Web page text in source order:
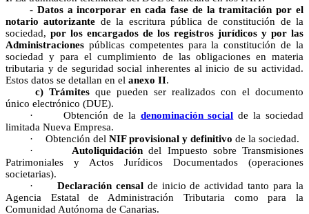
- Datos a incorporar en cada fase de la tramitación por el
notario autorizante de la escritura pública de constitución de la
sociedad, por los encargados de los registros jurídicos y por las
Administraciones públicas competentes para la constitución de la
sociedad y para el cumplimiento de las obligaciones en materia
tributaria y de seguridad social inherentes al inicio de su actividad.
Estos datos se detallan en el anexo II.
c) Trámites que pueden ser realizados con el documento
único electrónico (DUE).
·
Obtención de la denominación social de la sociedad
limitada Nueva Empresa.
·
Obtención del NIF provisional y definitivo de la sociedad.
·
Autoliquidación del Impuesto sobre Transmisiones
Patrimoniales y Actos Jurídicos Documentados (operaciones
societarias).
·
Declaración censalde inicio de actividad tanto para la
Agencia Estatal de Administración Tributaria como para la
Comunidad Autónoma de Canarias.